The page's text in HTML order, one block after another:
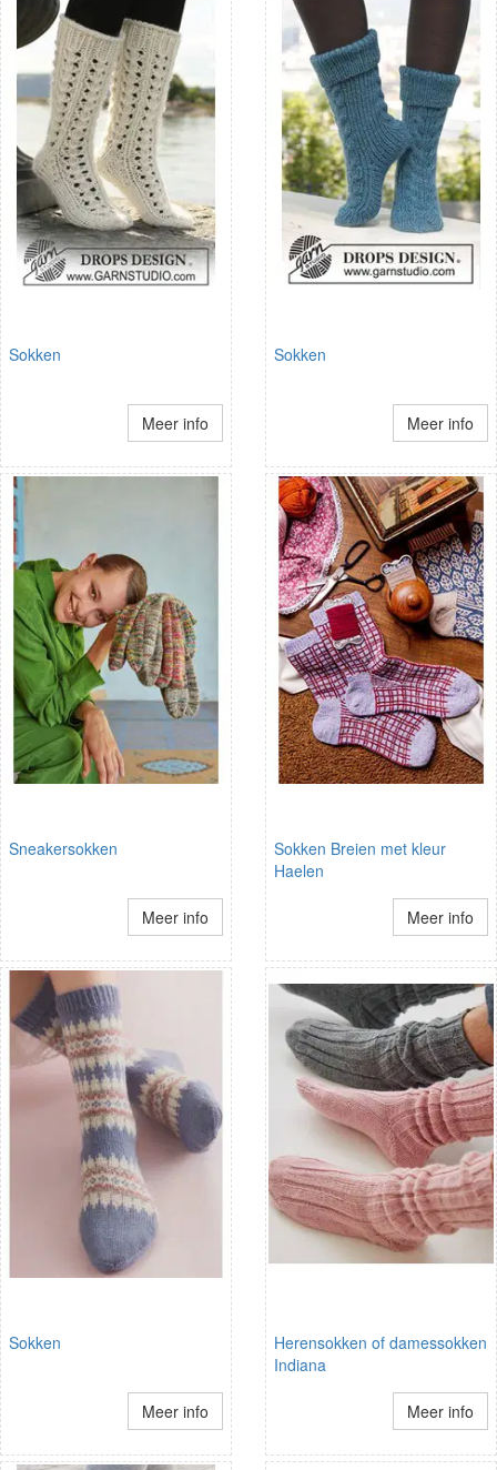
Sokken
Meer info
Sokken
Meer info
Sneakersokken
Meer info
Sokken Breien met kleur
Haelen
Meer info
Sokken
Meer info
Herensokken of damessokken
Indiana
Meer info